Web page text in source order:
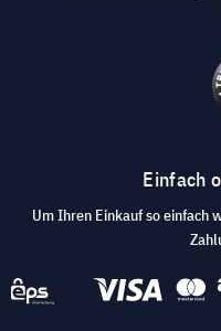
Einfach
Um Ihren Einkauf so einfach